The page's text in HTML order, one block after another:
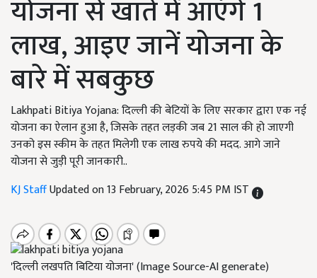
योजना से खाते में आएंगे 1
लाख, आइए जानें योजना के
बारे में सबकुछ
Lakhpati Bitiya Yojana: दिल्ली की बेटियों के लिए सरकार द्वारा एक नई
योजना का ऐलान हुआ है, जिसके तहत लड़की जब 21 साल की हो जाएगी
उनको इस स्कीम के तहत मिलेगी एक लाख रुपये की मदद. आगे जाने
योजना से जुड़ी पूरी जानकारी..
KJ StaffUpdated on 13 February, 2026 5:45 PM IST
'दिल्ली लखपति बिटिया योजना' (Image Source-AI generate)